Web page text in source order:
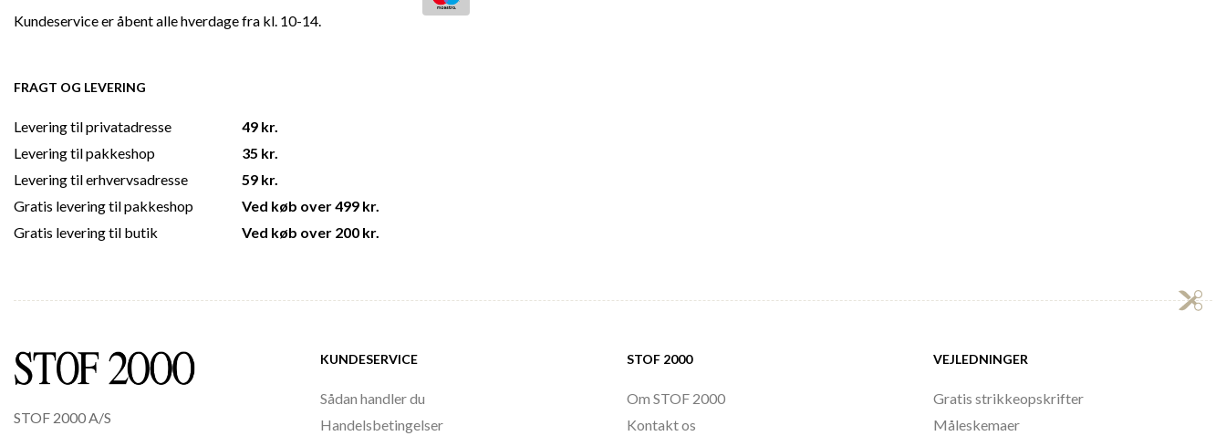
Kundeservice er åbent alle hverdage fra kl. 10-14.
FRAGT OG LEVERING
Levering til privatadresse
Levering til pakkeshop
Levering til erhvervsadresse
Gratis levering til pakkeshop
Gratis levering til butik
49 kr.
35 kr.
59 kr.
Ved køb over 499 kr.
Ved køb over 200 kr.
STOF 2000 A/S
KUNDESERVICE
Sådan handler du
Handelsbetingelser
STOF 2000
Om STOF 2000
Kontakt os
VEJLEDNINGER
Gratis strikkeopskrifter
Måleskemaer